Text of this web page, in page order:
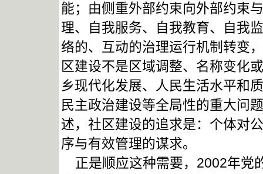
能；由侧重外部约束向外部约束
理、自我服务、自我教育、自我
络的、互动的治理运行机制转变
区建设不是区域调整、名称变化
乡现代化发展、人民生活水平和
民主政治建设等全局性的重大问
述，社区建设的追求是：个体对
序与有效管理的谋求。
正是顺应这种需要，2002年党